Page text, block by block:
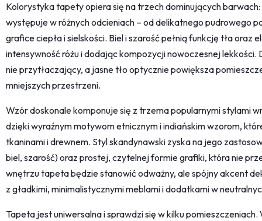
Kolorystyka tapety opiera się na trzech dominujących
występuje w różnych odcieniach – od delikatnego pudrowego
grafice ciepła i sielskości. Biel i szarość pełnią funkcję tła
intensywność różu i dodając kompozycji nowoczesnej
nie przytłaczający, a jasne tło optycznie powiększa
mniejszych przestrzeni.
Wzór doskonale komponuje się z trzema popularnymi stylami
dzięki wyraźnym motywom etnicznym i indiańskim wzorom,
tkaninami i drewnem. Styl skandynawski zyska na jego
biel, szarość) oraz prostej, czytelnej formie grafiki, która nie
wnętrzu tapeta będzie stanowić odważny, ale spójny akcent
z gładkimi, minimalistycznymi meblami i dodatkami w
Tapeta jest uniwersalna i sprawdzi się w kilku